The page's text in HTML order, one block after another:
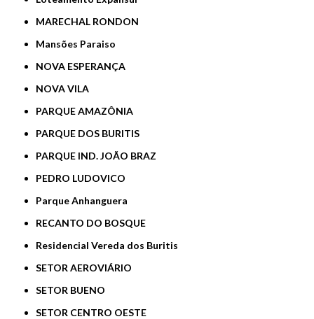
MARECHAL RONDON
Mansões Paraiso
NOVA ESPERANÇA
NOVA VILA
PARQUE AMAZÔNIA
PARQUE DOS BURITIS
PARQUE IND. JOÃO BRAZ
PEDRO LUDOVICO
Parque Anhanguera
RECANTO DO BOSQUE
Residencial Vereda dos Buritis
SETOR AEROVIÁRIO
SETOR BUENO
SETOR CENTRO OESTE